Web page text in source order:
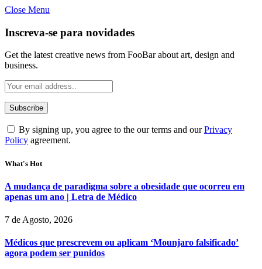
Close Menu
Inscreva-se para novidades
Get the latest creative news from FooBar about art, design and
business.
By signing up, you agree to the our terms and ourPrivacy
Policy agreement.
What's Hot
A mudança de paradigma sobre a obesidade que ocorreu em
apenas um ano | Letra de Médico
7 de Agosto, 2026
Médicos que prescrevem ou aplicam ‘Mounjaro falsificado’
agora podem ser punidos